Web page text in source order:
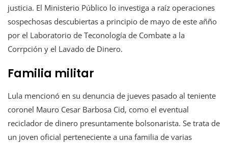
justicia. El Ministerio Público lo investiga a raíz operaciones
sospechosas descubiertas a principio de mayo de este añño
por el Laboratorio de Teconología de Combate a la
Corrpción y el Lavado de Dinero.
Familia militar
Lula mencionó en su denuncia de jueves pasado al teniente
coronel Mauro Cesar Barbosa Cid, como el eventual
reciclador de dinero presuntamente bolsonarista. Se trata de
un joven oficial perteneciente a una familia de varias